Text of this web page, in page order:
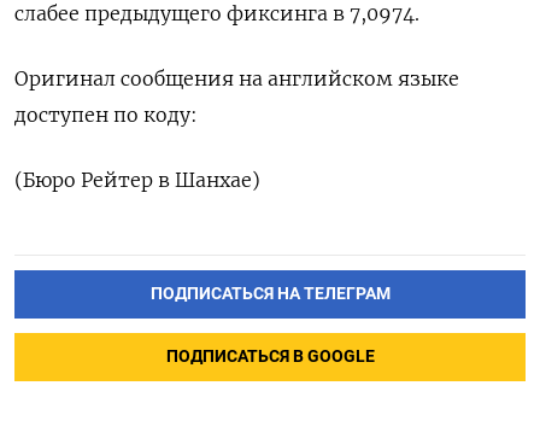
слабее предыдущего фиксинга в 7,0974.
Оригинал сообщения на английском языке
доступен по коду:
(Бюро Рейтер в Шанхае)
ПОДПИСАТЬСЯ НА ТЕЛЕГРАМ
ПОДПИСАТЬСЯ В GOOGLE